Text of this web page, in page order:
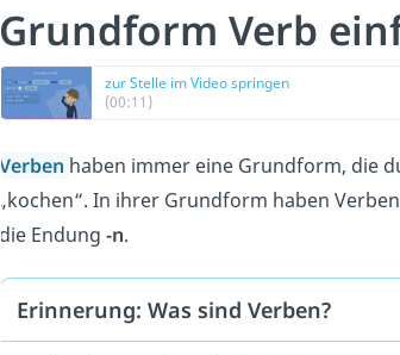
Grundform Verb
zur Stelle im Video springen
(00:11)
Verben haben immer eine Grundform, die
„kochen“. In ihrer Grundform haben
die Endung -n.
Erinnerung: Was sind Verben?